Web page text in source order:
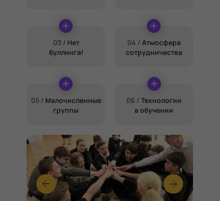
03 / Нет
буллинга!
04 / Атмосфера
сотрудничества
05 / Малочисленные
группы
06 / Технологии
в обучении